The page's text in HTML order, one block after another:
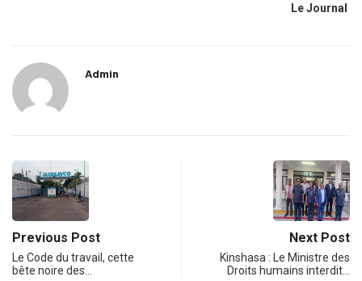
Le Journal
Admin
Previous Post
Le Code du travail, cette
bête noire des…
Next Post
Kinshasa : Le Ministre des
Droits humains interdit…